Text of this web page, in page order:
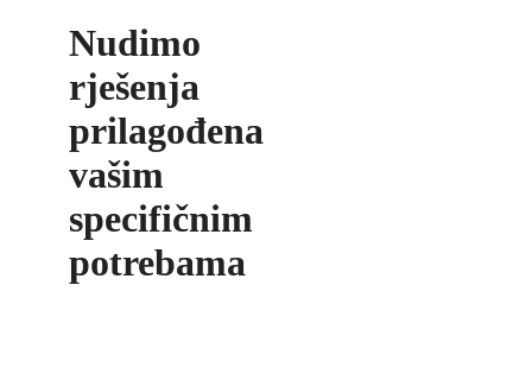
Nudimo
rješenja
prilagođena
vašim
specifičnim
potrebama